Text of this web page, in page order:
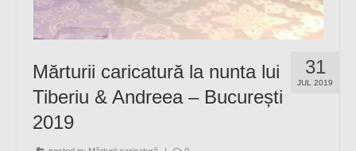
31
JUL 2019
Mărturii caricatură la nunta lui
Tiberiu & Andreea – București
2019